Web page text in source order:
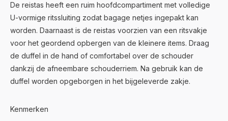
De reistas heeft een ruim hoofdcompartiment met volledige
U-vormige ritssluiting zodat bagage netjes ingepakt kan
worden. Daarnaast is de reistas voorzien van een ritsvakje
voor het geordend opbergen van de kleinere items. Draag
de duffel in de hand of comfortabel over de schouder
dankzij de afneembare schouderriem. Na gebruik kan de
duffel worden opgeborgen in het bijgeleverde zakje.
Kenmerken